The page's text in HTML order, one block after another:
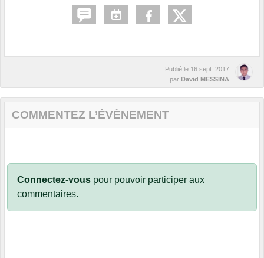
Publié le 16 sept. 2017
par David MESSINA
COMMENTEZ L’ÉVÈNEMENT
Connectez-vous pour pouvoir participer aux
commentaires.